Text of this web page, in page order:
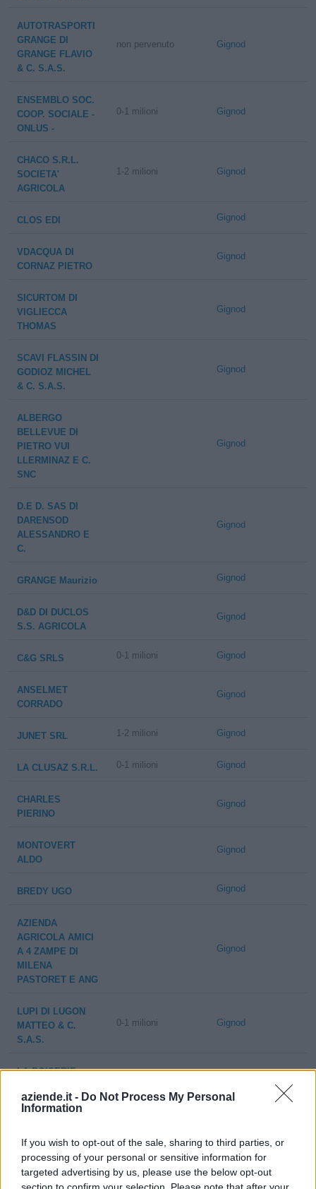
aziende.it - Do Not Process My Personal
Information
If you wish to opt-out of the sale, sharing to third parties, or
processing of your personal or sensitive information for
targeted advertising by us, please use the below opt-out
AUTOTRASPORTI
GRANGE DI
GRANGE FLAVIO
& C. S.A.S.
non pervenuto Gignod
ENSEMBLO SOC.
COOP. SOCIALE -
ONLUS -
0-1 milioni Gignod
CHACO S.R.L.
SOCIETA'
AGRICOLA
1-2 milioni Gignod
CLOS EDI Gignod
VDACQUA DI
CORNAZ PIETRO
Gignod
SICURTOM DI
VIGLIECCA
THOMAS
Gignod
SCAVI FLASSIN DI
GODIOZ MICHEL
& C. S.A.S.
Gignod
ALBERGO
BELLEVUE DI
PIETRO VUI
LLERMINAZ E C.
SNC
Gignod
D.E D. SAS DI
DARENSOD
ALESSANDRO E
C.
Gignod
GRANGE Maurizio Gignod
D&D DI DUCLOS
S.S. AGRICOLA
Gignod
C&G SRLS 0-1 milioni Gignod
ANSELMET
CORRADO
Gignod
JUNET SRL 1-2 milioni Gignod
LA CLUSAZ S.R.L. 0-1 milioni Gignod
CHARLES
PIERINO
Gignod
MONTOVERT
ALDO
Gignod
BREDY UGO Gignod
AZIENDA
AGRICOLA AMICI
A 4 ZAMPE DI
MILENA
PASTORET E ANG
Gignod
LUPI DI LUGON
MATTEO & C.
S.A.S.
0-1 milioni Gignod
LA BOISERIE